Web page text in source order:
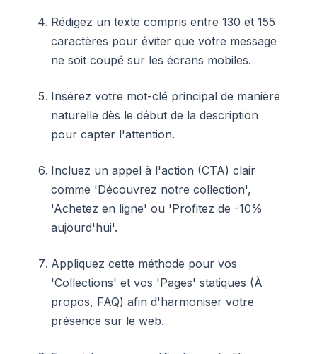
Rédigez un texte compris entre 130 et 155
caractères pour éviter que votre message
ne soit coupé sur les écrans mobiles.
Insérez votre mot-clé principal de manière
naturelle dès le début de la description
pour capter l'attention.
Incluez un appel à l'action (CTA) clair
comme 'Découvrez notre collection',
'Achetez en ligne' ou 'Profitez de -10%
aujourd'hui'.
Appliquez cette méthode pour vos
'Collections' et vos 'Pages' statiques (À
propos, FAQ) afin d'harmoniser votre
présence sur le web.